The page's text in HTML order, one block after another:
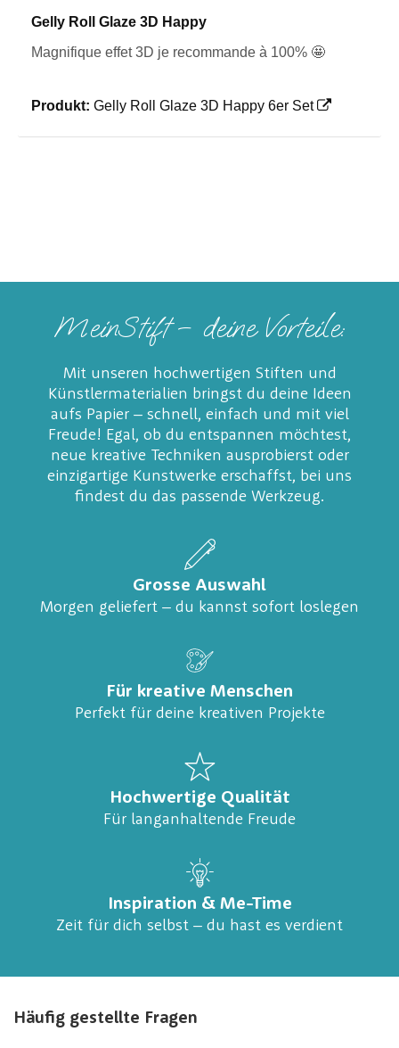
Gelly Roll Glaze 3D Happy
Magnifique effet 3D je recommande à 100% 🤩
Produkt: Gelly Roll Glaze 3D Happy 6er Set
MeinStift – deine Vorteile:
Mit unseren hochwertigen Stiften und
Künstlermaterialien bringst du deine Ideen
aufs Papier – schnell, einfach und mit viel
Freude! Egal, ob du entspannen möchtest,
neue kreative Techniken ausprobierst oder
einzigartige Kunstwerke erschaffst, bei uns
findest du das passende Werkzeug.
Grosse Auswahl
Morgen geliefert – du kannst sofort loslegen
Für kreative Menschen
Perfekt für deine kreativen Projekte
Hochwertige Qualität
Für langanhaltende Freude
Inspiration & Me-Time
Zeit für dich selbst – du hast es verdient
Häufig gestellte Fragen